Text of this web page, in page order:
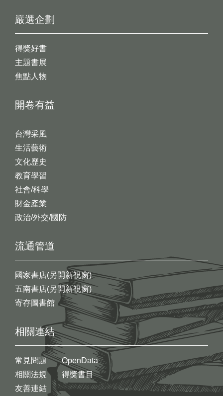
開卷有益
台灣采風
生活藝術
文化歷史
教育學習
社會/科學
財金產業
政治/外交/國防
嚴選企劃
得獎好書
主題書展
焦點人物
流通管道
國家書店(另開新視窗)
五南書店(另開新視窗)
寄存圖書館
相關連結
常見問題
相關法規
友善連結
OpenData
得獎書目